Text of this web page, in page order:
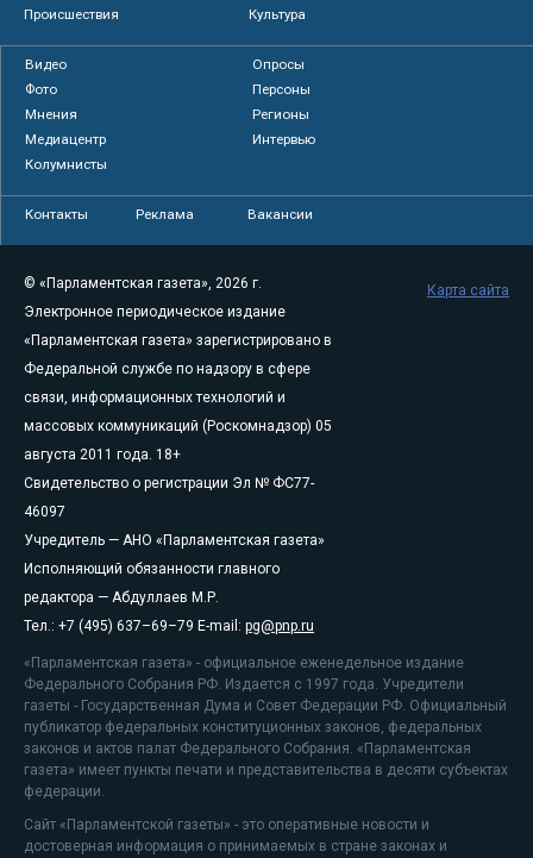
Происшествия
Культура
Видео
Опросы
Фото
Персоны
Мнения
Регионы
Медиацентр
Интервью
Колумнисты
Контакты Реклама Вакансии
© «Парламентская газета», 2026 г.
Электронное периодическое издание
«Парламентская газета» зарегистрировано в
Федеральной службе по надзору в сфере
связи, информационных технологий и
массовых коммуникаций (Роскомнадзор) 05
августа 2011 года. 18+
Свидетельство о регистрации Эл № ФС77-
46097
Учредитель — АНО «Парламентская газета»
Исполняющий обязанности главного
редактора — Абдуллаев М.Р.
Тел.: +7 (495) 637–69–79 E-mail: pg@pnp.ru
«Парламентская газета» - официальное еженедельное издание
Федерального Собрания РФ. Издается с 1997 года. Учредители
газеты - Государственная Дума и Совет Федерации РФ. Официальный
публикатор федеральных конституционных законов, федеральных
законов и актов палат Федерального Собрания. «Парламентская
газета» имеет пункты печати и представительства в десяти субъектах
федерации.
Сайт «Парламентской газеты» - это оперативные новости и
достоверная информация о принимаемых в стране законах и
Карта сайта